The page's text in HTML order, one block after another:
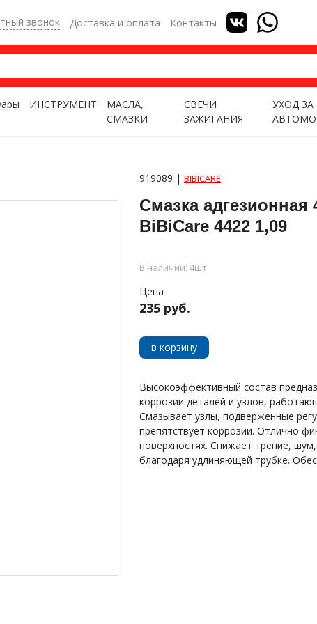
звонок Доставка и оплата Контакты
ИНСТРУМЕНТ
МАСЛА,
СМАЗКИ
СВЕЧИ
ЗАЖИГАНИЯ
УХОД ЗА
919089 | BIBICARE
Смазка адгезионная
BiBiCare 4422 1,09
В наличии: 4шт
Цена
235 руб.
в корзину
Высокоэффективный состав
коррозии деталей и узлов,
Смазывает узлы, подверженные
препятствует коррозии. Отлично
поверхностях. Снижает трение,
благодаря удлиняющей трубке.